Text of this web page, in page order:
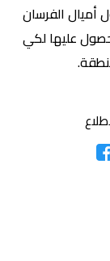
أميال الفرسان
عليها لكي